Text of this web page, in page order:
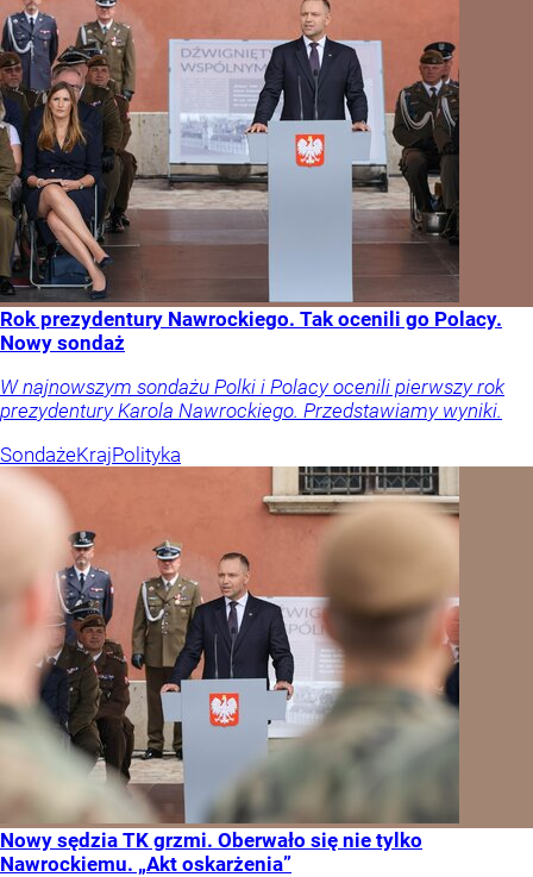
Rok prezydentury Nawrockiego. Tak ocenili go Polacy.
Nowy sondaż
W najnowszym sondażu Polki i Polacy ocenili pierwszy rok
prezydentury Karola Nawrockiego. Przedstawiamy wyniki.
SondażeKrajPolityka
Nowy sędzia TK grzmi. Oberwało się nie tylko
Nawrockiemu. „Akt oskarżenia”